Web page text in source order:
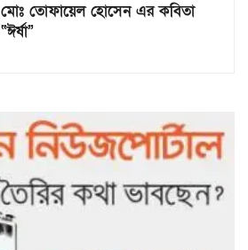
মোঃ তোফায়েল হোসেন এর কবিতা
“ঈর্ষা”
আটকে পড়া ১০ পর্যটককে উদ্ধার করল
পুলিশ ও ফায়ার সার্ভিস
গাছ না কেটে আমাদের পুড়িয়ে মারলে
ভালো হতো’: বন বিভাগের নিষ্ঠুরতায়
নিঃস্ব কৃষক